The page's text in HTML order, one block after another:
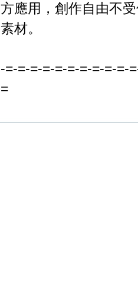
方應用，創作自由不
素材。
-=-=-=-=-=-=-=-=-=-=-
=